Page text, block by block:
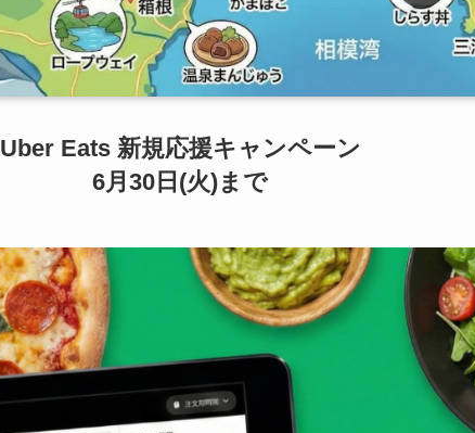
Uber Eats 新規応援キャンペーン
6月30日(火)まで